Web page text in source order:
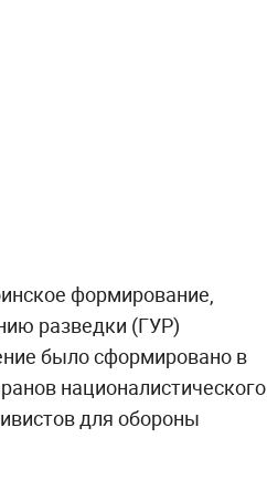
формирование,
разведки (ГУР)
было сформировано в
националистического
для обороны